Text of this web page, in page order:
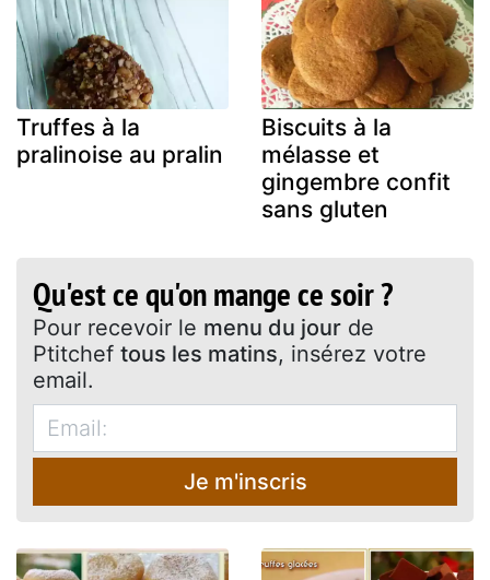
Truffes à la
pralinoise au pralin
Biscuits à la
mélasse et
gingembre confit
sans gluten
Qu'est ce qu'on mange ce soir ?
Pour recevoir le menu du jour de
Ptitchef tous les matins, insérez votre
email.
Je m'inscris